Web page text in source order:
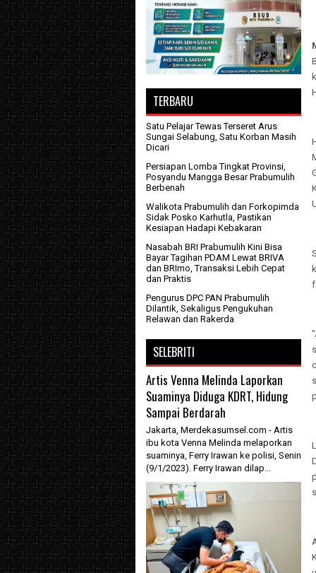
TERBARU
Satu Pelajar Tewas Terseret Arus
Sungai Selabung, Satu Korban Masih
Dicari
Persiapan Lomba Tingkat Provinsi,
Posyandu Mangga Besar Prabumulih
Berbenah
Walikota Prabumulih dan Forkopimda
Sidak Posko Karhutla, Pastikan
Kesiapan Hadapi Kebakaran
Nasabah BRI Prabumulih Kini Bisa
Bayar Tagihan PDAM Lewat BRIVA
dan BRImo, Transaksi Lebih Cepat
dan Praktis
Pengurus DPC PAN Prabumulih
Dilantik, Sekaligus Pengukuhan
Relawan dan Rakerda
SELEBRITI
Artis Venna Melinda Laporkan
Suaminya Diduga KDRT, Hidung
Sampai Berdarah
Jakarta, Merdekasumsel.com - Artis
ibu kota Venna Melinda melaporkan
suaminya, Ferry Irawan ke polisi, Senin
(9/1/2023). Ferry Irawan dilap...